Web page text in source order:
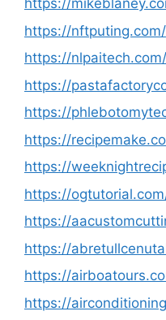
https://
https://nftputing.com/
https://nlpaitech.com/
https://
https://
https://
https://
https://
https://
https://
https://
https://